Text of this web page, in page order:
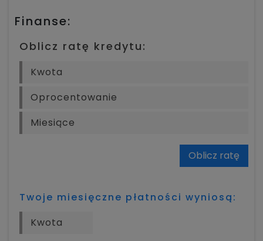
Finanse:
Oblicz ratę kredytu:
Oblicz ratę
Twoje miesięczne płatności wyniosą: